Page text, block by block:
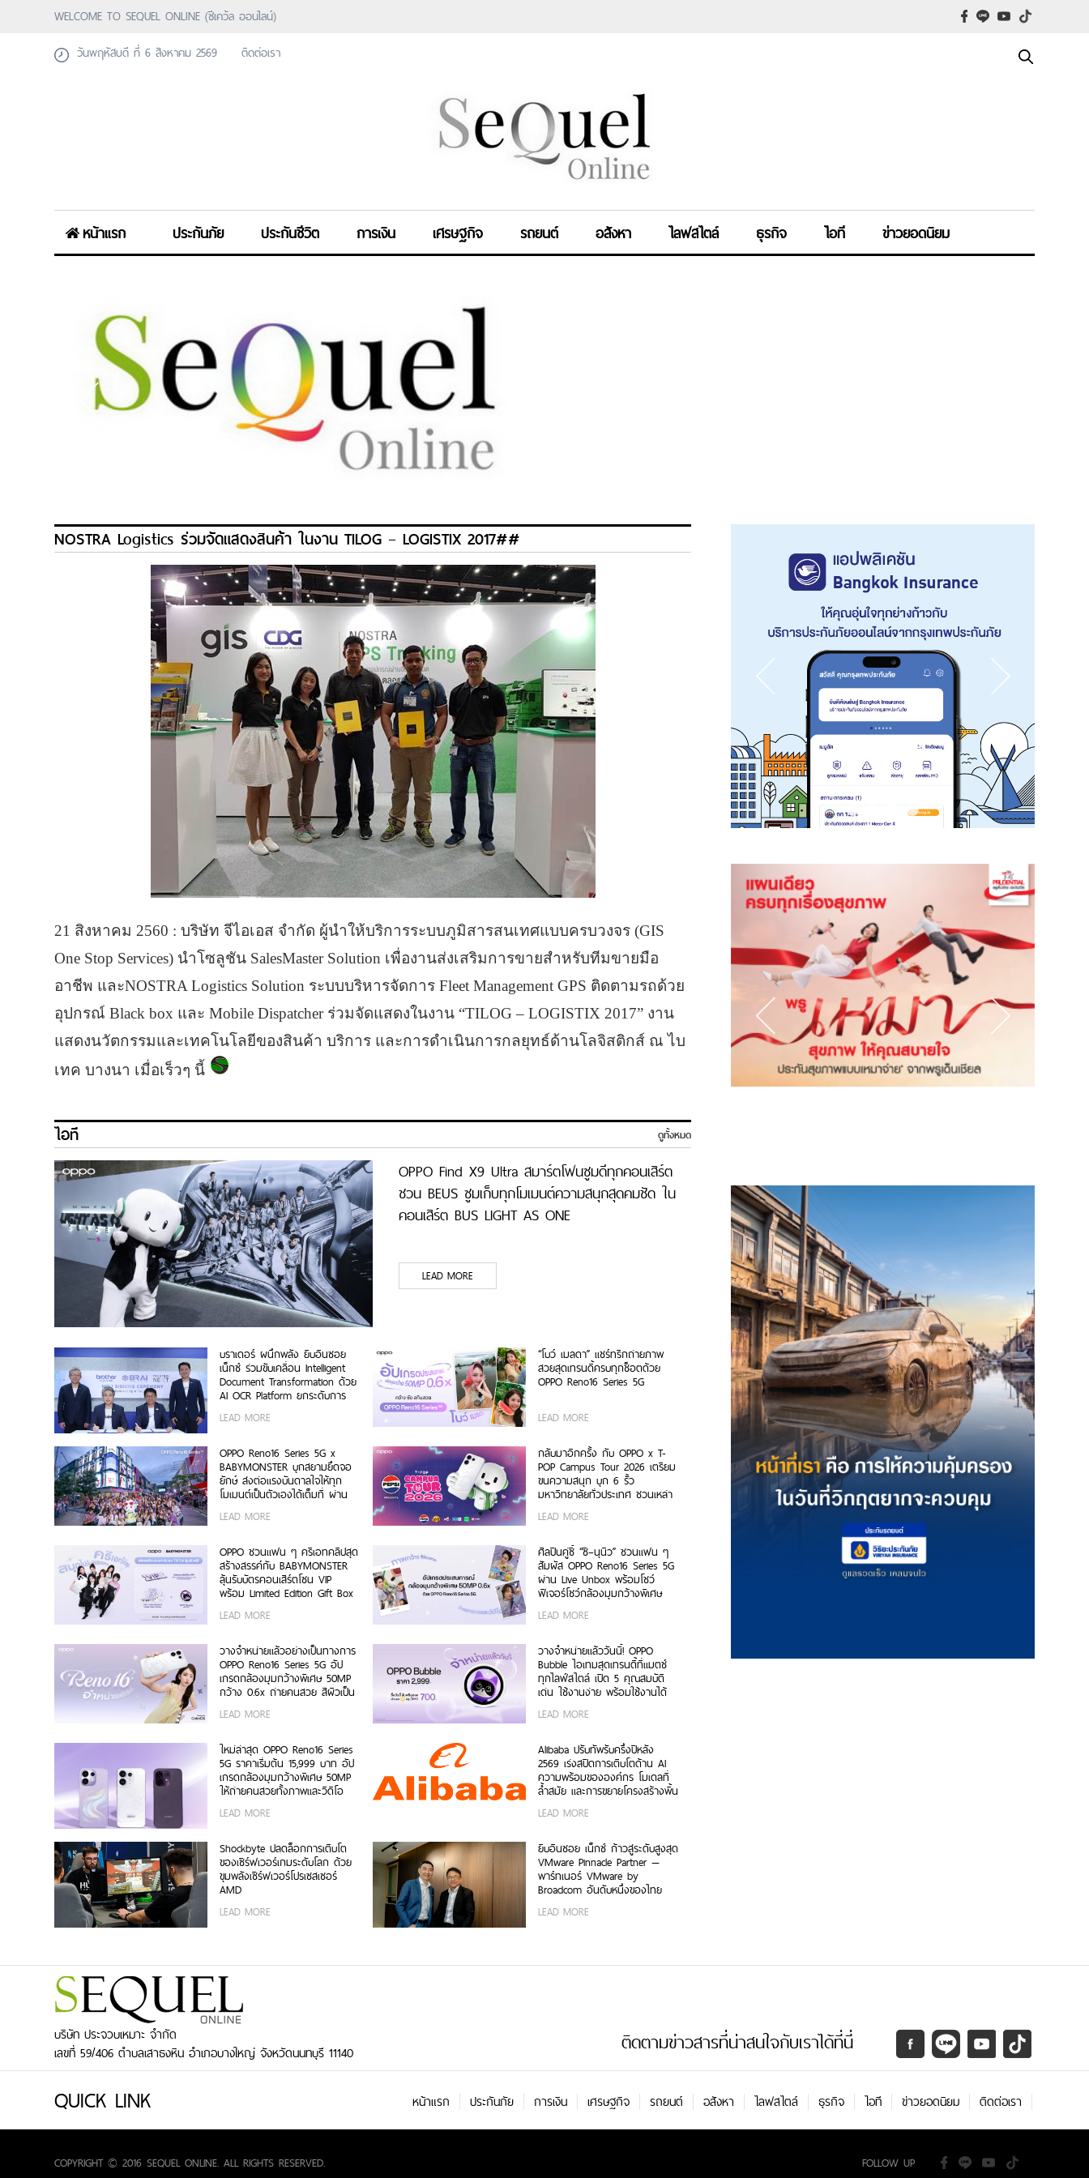
WELCOME TO SEQUEL ONLINE (ซีเคว้ล ออนไลน์)
วันพฤหัสบดี ที่ 6 สิงหาคม 2569
ติดต่อเรา
หน้าแรก ประกันภัย ประกันชีวิต การเงิน เศรษฐกิจ รถยนต์ อสังหา ไลฟสไตล์ ธุรกิจ ไอที ข่าวยอดนิยม
NOSTRA Logistics ร่วมจัดแสดงสินค้า ในงาน TILOG – LOGISTIX 2017##
21 สิงหาคม 2560 : บริษัท จีไอเอส จำกัด ผู้นำให้บริการระบบภูมิสารสนเทศแบบครบวงจร (GIS
One Stop Services) นำโซลูชัน SalesMaster Solution เพื่องานส่งเสริมการขายสำหรับทีมขายมือ
อาชีพ และNOSTRA Logistics Solution ระบบบริหารจัดการ Fleet Management GPS ติดตามรถด้วย
อุปกรณ์ Black box และ Mobile Dispatcher ร่วมจัดแสดงในงาน “TILOG – LOGISTIX 2017” งาน
แสดงนวัตกรรมและเทคโนโลยีของสินค้า บริการ และการดำเนินการกลยุทธ์ด้านโลจิสติกส์ ณ ไบ
เทค บางนา เมื่อเร็วๆ นี้
ไอที ดูทั้งหมด
OPPO Find X9 Ultra สมาร์ตโฟนซูมดีทุกคอนเสิร์ต
ชวน BEUS ซูมเก็บทุกโมเมนต์ความสนุกสุดคมชัด ใน
คอนเสิร์ต BUS LIGHT AS ONE
LEAD MORE
บราเดอร์ ผนึกพลัง ยิบอินซอย
เน็กซ์ ร่วมขับเคลื่อน Intelligent
Document Transformation ด้วย
AI OCR Platform ยกระดับการ
Enterprise
LEAD MORE
“โบว์ เมลดา” แชร์ทริกถ่ายภาพ
สวยสุดเทรนดี้ครบทุกช็อตด้วย
OPPO Reno16 Series 5G
LEAD MORE
OPPO Reno16 Series 5G x
BABYMONSTER บุกสยามยึดจอ
ยักษ์ ส่งต่อแรงบันดาลใจให้ทุก
โมเมนต์เป็นตัวเองได้เต็มที่ ผ่าน
Dance พร้อมโปรโมชันสุดเอ็กซ์คลู
LEAD MORE
กลับมาอีกครั้ง กับ OPPO x T-
POP Campus Tour 2026 เตรียม
ขนความสนุก บุก 6 รั้ว
มหาวิทยาลัยทั่วประเทศ ชวนเหล่า
Moment กับ OPPO Reno16
LEAD MORE
OPPO ชวนแฟน ๆ ครีเอทคลิปสุด
สร้างสรรค์กับ BABYMONSTER
ลุ้นรับบัตรคอนเสิร์ตโซน VIP
พร้อม Limited Edition Gift Box
6 ก.ค. – 17 ส.ค. 2569 เท่านั้น
LEAD MORE
ศิลปินคู่ซี้ “ซี–นุนิว” ชวนแฟน ๆ
สัมผัส OPPO Reno16 Series 5G
ผ่าน Live Unbox พร้อมโชว์
ฟีเจอร์โชว์กล้องมุมกว้างพิเศษ
เด่นเป็นตัวเอง
LEAD MORE
วางจำหน่ายแล้วอย่างเป็นทางการ
OPPO Reno16 Series 5G อัป
เกรดกล้องมุมกว้างพิเศษ 50MP
กว้าง 0.6x ถ่ายคนสวย สีผิวเป็น
ราคาเริ่มต้นเพียง 15,999 บาท
ค่า!
LEAD MORE
วางจำหน่ายแล้ววันนี้! OPPO
Bubble ไอเทมสุดเทรนดี้ที่แมตช์
ทุกไลฟ์สไตล์ เปิด 5 คุณสมบัติ
เด่น ใช้งานง่าย พร้อมใช้งานได้
iOS ในราคา 2,999 บาท
LEAD MORE
ใหม่ล่าสุด OPPO Reno16 Series
5G ราคาเริ่มต้น 15,999 บาท อัป
เกรดกล้องมุมกว้างพิเศษ 50MP
ให้ถ่ายคนสวยทั้งภาพและวิดีโอ
แรกในอุตสาหกรรม
LEAD MORE
Alibaba ปรับทัพรับครึ่งปีหลัง
2569 เร่งสปีดการเติบโตด้าน AI
ความพร้อมขององค์กร โมเดลที่
ล้ำสมัย และการขยายโครงสร้างพื้น
LEAD MORE
Shockbyte ปลดล็อกการเติบโต
ของเซิร์ฟเวอร์เกมระดับโลก ด้วย
ขุมพลังเซิร์ฟเวอร์โปรเซสเซอร์
AMD
LEAD MORE
ยิบอินซอย เน็กซ์ ก้าวสู่ระดับสูงสุด
VMware Pinnacle Partner —
พาร์ทเนอร์ VMware by
Broadcom อันดับหนึ่งของไทย
LEAD MORE
บริษัท ประจวบเหมาะ จำกัด
เลขที่ 59/406 ตำบลเสาธงหิน อำเภอบางใหญ่ จังหวัดนนทบุรี 11140
ติดตามข่าวสารที่น่าสนใจกับเราได้ที่นี่
QUICK LINK หน้าแรก ประกันภัย การเงิน เศรษฐกิจ รถยนต์ อสังหา ไลฟสไตล์ ธุรกิจ ไอที ข่าวยอดนิยม ติดต่อเรา
COPYRIGHT © 2016 SEQUEL ONLINE. ALL RIGHTS RESERVED. FOLLOW UP